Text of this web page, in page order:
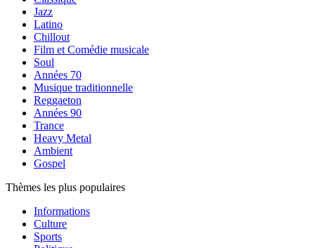
Jazz
Latino
Chillout
Film et Comédie musicale
Soul
Années 70
Musique traditionnelle
Reggaeton
Années 90
Trance
Heavy Metal
Ambient
Gospel
Thèmes les plus populaires
Informations
Culture
Sports